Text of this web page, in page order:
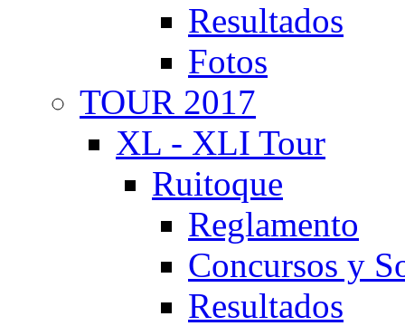
Resultados
Fotos
TOUR 2017
XL - XLI Tour
Ruitoque
Reglamento
Concursos y
Resultados